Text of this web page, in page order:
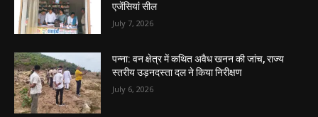
एजेंसियां सील
July 7, 2026
पन्ना: वन क्षेत्र में कथित अवैध खनन की जांच, राज्य
स्तरीय उड़नदस्ता दल ने किया निरीक्षण
July 6, 2026